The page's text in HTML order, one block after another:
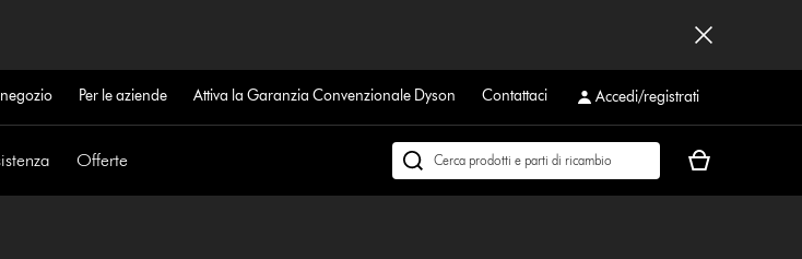
Per le aziende Attiva la Garanzia Convenzionale Dyson Contattaci Accedi/registrati
Offerte
Cerca
Il